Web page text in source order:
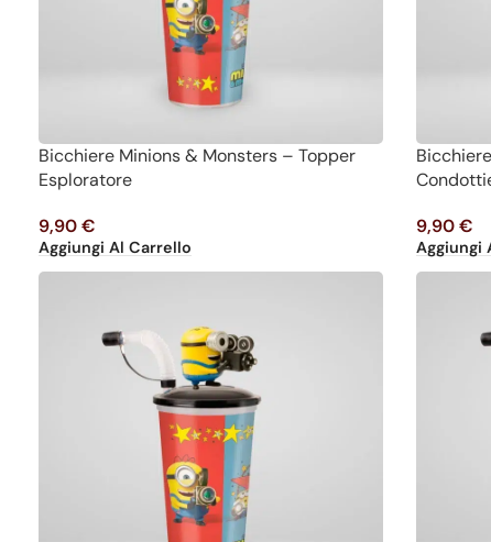
Bicchiere Minions & Monsters – Topper
Esploratore
9,90€
Aggiungi Al Carrello
9,90€
Aggiungi